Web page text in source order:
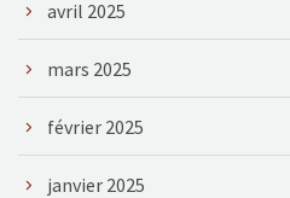
avril 2025
mars 2025
février 2025
janvier 2025